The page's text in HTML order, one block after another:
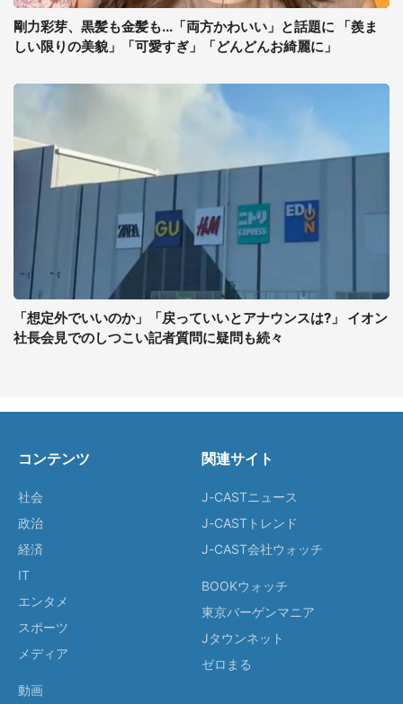
剛力彩芽、黒髪も金髪も...「両方かわいい」と話題に 「羨ま
しい限りの美貌」「可愛すぎ」「どんどんお綺麗に」
「想定外でいいのか」「戻っていいとアナウンスは?」 イオン
社長会見でのしつこい記者質問に疑問も続々
コンテンツ
社会
政治
経済
IT
エンタメ
スポーツ
メディア
動画
関連サイト
J-CASTニュース
J-CASTトレンド
J-CAST会社ウォッチ
BOOKウォッチ
東京バーゲンマニア
Jタウンネット
ゼロまる